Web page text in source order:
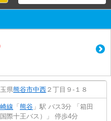
県熊谷市中西 ２丁目９-１８
線 「 熊谷 」駅 バス3分 「箱田
国際十王バス）」 停歩4分